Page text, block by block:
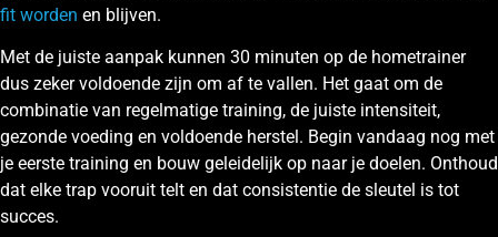
fit worden en blijven.
Met de juiste aanpak kunnen 30 minuten op de hometrainer
dus zeker voldoende zijn om af te vallen. Het gaat om de
combinatie van regelmatige training, de juiste intensiteit,
gezonde voeding en voldoende herstel. Begin vandaag nog met
je eerste training en bouw geleidelijk op naar je doelen. Onthoud
dat elke trap vooruit telt en dat consistentie de sleutel is tot
succes.